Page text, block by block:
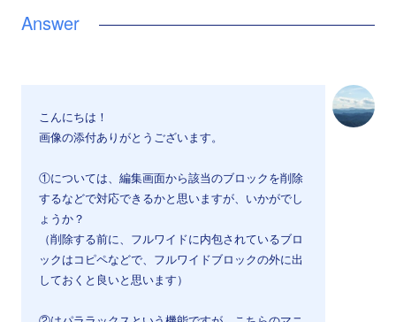
こんにちは！
画像の添付ありがとうございます。
①については、編集画面から該当のブロックを削除
するなどで対応できるかと思いますが、いかがでし
ょうか？
（削除する前に、フルワイドに内包されているブロ
ックはコピペなどで、フルワイドブロックの外に出
しておくと良いと思います）